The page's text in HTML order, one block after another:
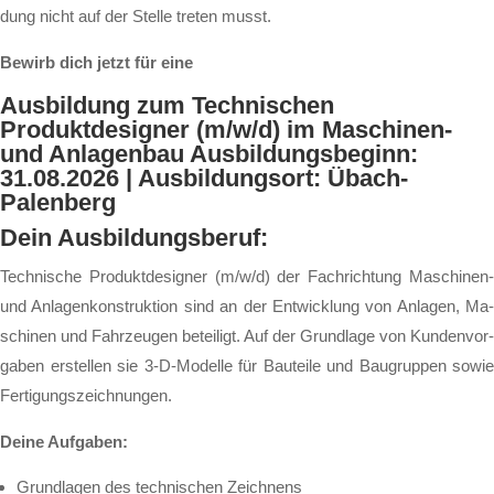
dung nicht auf der Stel­le tre­ten musst.
Bewirb dich jetzt für eine
Ausbildung zum Technischen
Produktdesigner (m/w/d) im Maschinen-
und Anlagenbau Ausbildungsbeginn:
31.08.2026 | Ausbildungsort: Übach-
Palenberg
Dein Aus­bil­dungs­be­ruf:
Tech­ni­sche Pro­dukt­de­si­gner (m/w/d) der Fach­rich­tung Ma­schi­nen-
und An­la­gen­kon­struk­tion sind an der Ent­wick­lung von An­la­gen, Ma­
schi­nen und Fahr­zeu­gen be­tei­ligt. Auf der Grund­la­ge von Kun­den­vor­
ga­ben er­stel­len sie 3-D-Mo­del­le für Bau­tei­le und Bau­grup­pen so­wie
Fer­ti­gungs­zeich­nun­gen.
Dei­ne Auf­ga­ben:
Grund­la­gen des tech­ni­schen Zeich­nens